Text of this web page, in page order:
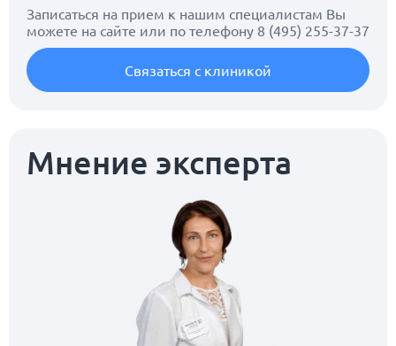
Записаться на прием к нашим специалистам Вы
можете на сайте или по телефону 8 (495) 255-37-37
Связаться с клиникой
Мнение эксперта